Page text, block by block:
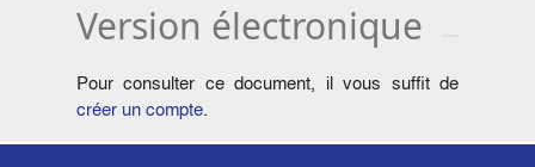
Version électronique
Pour consulter ce document, il vous suffit de
créer un compte.